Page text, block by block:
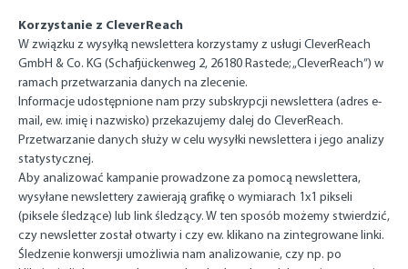
Korzystanie z CleverReach
W związku z wysyłką newslettera korzystamy z usługi CleverReach
GmbH & Co. KG (Schafjückenweg 2, 26180 Rastede; „CleverReach”) w
ramach przetwarzania danych na zlecenie.
Informacje udostępnione nam przy subskrypcji newslettera (adres e-
mail, ew. imię i nazwisko) przekazujemy dalej do CleverReach.
Przetwarzanie danych służy w celu wysyłki newslettera i jego analizy
statystycznej.
Aby analizować kampanie prowadzone za pomocą newslettera,
wysyłane newslettery zawierają grafikę o wymiarach 1x1 pikseli
(piksele śledzące) lub link śledzący. W ten sposób możemy stwierdzić,
czy newsletter został otwarty i czy ew. klikano na zintegrowane linki.
Śledzenie konwersji umożliwia nam analizowanie, czy np. po